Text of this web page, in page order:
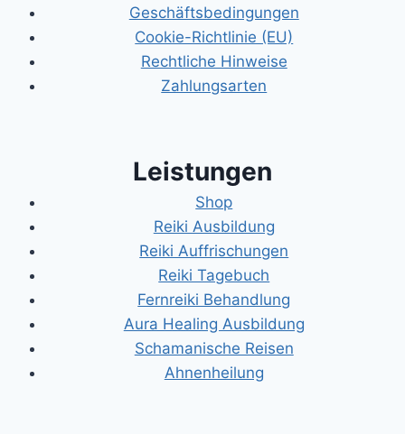
Geschäftsbedingungen
Cookie-Richtlinie (EU)
Rechtliche Hinweise
Zahlungsarten
Leistungen
Shop
Reiki Ausbildung
Reiki Auffrischungen
Reiki Tagebuch
Fernreiki Behandlung
Aura Healing Ausbildung
Schamanische Reisen
Ahnenheilung